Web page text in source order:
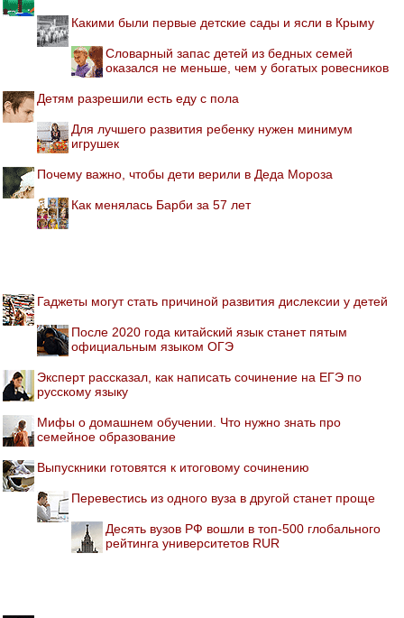
Какими были первые детские сады и ясли в Крыму
Словарный запас детей из бедных семей
оказался не меньше, чем у богатых ровесников
Детям разрешили есть еду с пола
Для лучшего развития ребенку нужен минимум
игрушек
Почему важно, чтобы дети верили в Деда Мороза
Как менялась Барби за 57 лет
Гаджеты могут стать причиной развития дислексии у детей
После 2020 года китайский язык станет пятым
официальным языком ОГЭ
Эксперт рассказал, как написать сочинение на ЕГЭ по
русскому языку
Мифы о домашнем обучении. Что нужно знать про
семейное образование
Выпускники готовятся к итоговому сочинению
Перевестись из одного вуза в другой станет проще
Десять вузов РФ вошли в топ-500 глобального
рейтинга университетов RUR